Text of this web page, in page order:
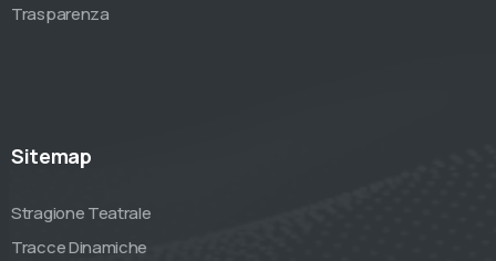
Trasparenza
Sitemap
Stragione Teatrale
Tracce Dinamiche